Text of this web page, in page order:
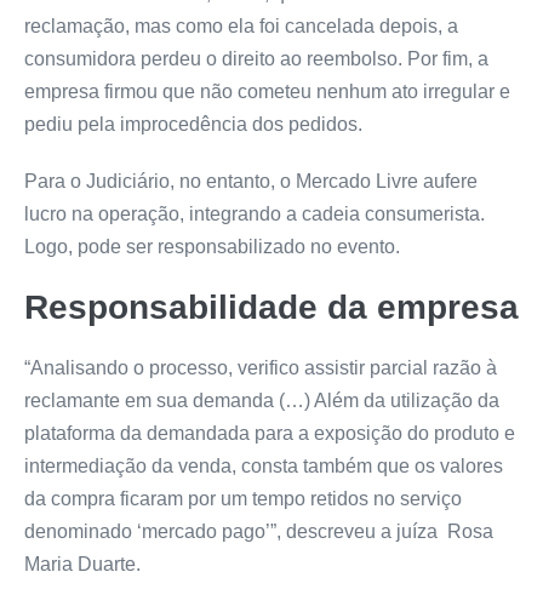
reclamação, mas como ela foi cancelada depois, a
consumidora perdeu o direito ao reembolso. Por fim, a
empresa firmou que não cometeu nenhum ato irregular e
pediu pela improcedência dos pedidos.
Para o Judiciário, no entanto, o Mercado Livre aufere
lucro na operação, integrando a cadeia consumerista.
Logo, pode ser responsabilizado no evento.
Responsabilidade da empresa
“Analisando o processo, verifico assistir parcial razão à
reclamante em sua demanda (…) Além da utilização da
plataforma da demandada para a exposição do produto e
intermediação da venda, consta também que os valores
da compra ficaram por um tempo retidos no serviço
denominado ‘mercado pago’”, descreveu a juíza Rosa
Maria Duarte.